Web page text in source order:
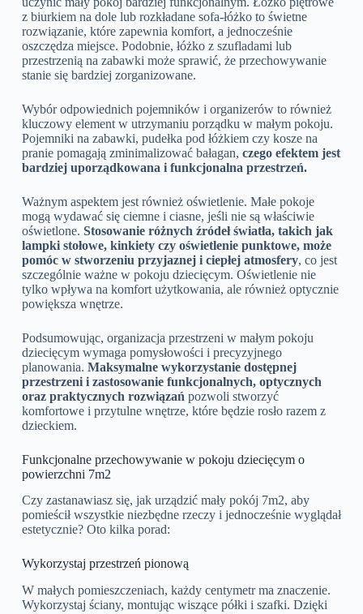
z biurkiem na dole lub rozkładane sofa-łóżko to świetne
rozwiązanie, które zapewnia komfort, a jednocześnie
oszczędza miejsce. Podobnie, łóżko z szufladami lub
przestrzenią na zabawki może sprawić, że przechowywanie
stanie się bardziej zorganizowane.
Wybór odpowiednich pojemników i organizerów to również
kluczowy element w utrzymaniu porządku w małym pokoju.
Pojemniki na zabawki, pudełka pod łóżkiem czy kosze na
pranie pomagają zminimalizować bałagan, czego efektem jest
bardziej uporządkowana i funkcjonalna przestrzeń.
Ważnym aspektem jest również oświetlenie. Małe pokoje
mogą wydawać się ciemne i ciasne, jeśli nie są właściwie
oświetlone. Stosowanie różnych źródeł światła, takich jak
lampki stołowe, kinkiety czy oświetlenie punktowe, może
pomóc w stworzeniu przyjaznej i ciepłej atmosfery, co jest
szczególnie ważne w pokoju dziecięcym. Oświetlenie nie
tylko wpływa na komfort użytkowania, ale również optycznie
powiększa wnętrze.
Podsumowując, organizacja przestrzeni w małym pokoju
dziecięcym wymaga pomysłowości i precyzyjnego
planowania. Maksymalne wykorzystanie dostępnej
przestrzeni i zastosowanie funkcjonalnych, optycznych
oraz praktycznych rozwiązań pozwoli stworzyć
komfortowe i przytulne wnętrze, które będzie rosło razem z
dzieckiem.
Funkcjonalne przechowywanie w pokoju dziecięcym o
powierzchni 7m2
Czy zastanawiasz się, jak urządzić mały pokój 7m2, aby
pomieścił wszystkie niezbędne rzeczy i jednocześnie wyglądał
estetycznie? Oto kilka porad:
Wykorzystaj przestrzeń pionową
W małych pomieszczeniach, każdy centymetr ma znaczenie.
Wykorzystaj ściany, montując wiszące półki i szafki. Dzięki